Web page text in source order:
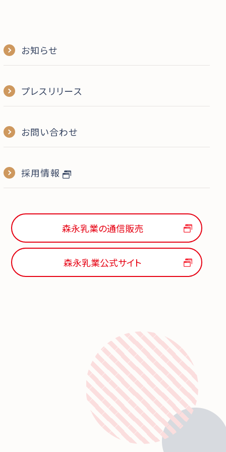
お知らせ
プレスリリース
お問い合わせ
採用情報
森永乳業の通信販売
森永乳業公式サイト